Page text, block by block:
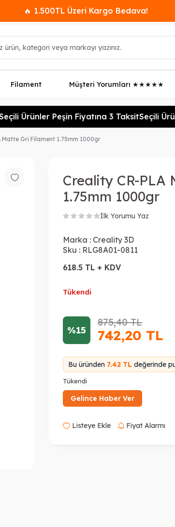
🔥 1.500TL Üzeri Kargo Bedava!
Filament Müşteri Yorumları ★★★★★
Ürünler Peşin Fiyatına 3 TaksitSeçili
Matte Gri Filament 1.75mm 1000gr
Creality CR-
1.75mm 1000gr
İlk Yorumu Yaz
Marka : Creality 3D
Sku : RLG8A01-0811
618.5 TL + KDV
Tükendi
%15
875,40TL
742,20 TL
Bu üründen 7.42 TL değerinde
Tükendi
Gelince Haber Ver
Listeye Ekle Fiyat Alarmı